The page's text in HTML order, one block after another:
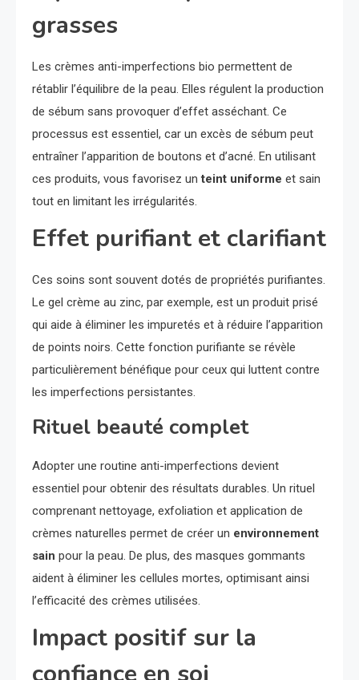
grasses
Les crèmes anti-imperfections bio permettent de
rétablir l’équilibre de la peau. Elles régulent la production
de sébum sans provoquer d’effet asséchant. Ce
processus est essentiel, car un excès de sébum peut
entraîner l’apparition de boutons et d’acné. En utilisant
ces produits, vous favorisez unteint uniforme et sain
tout en limitant les irrégularités.
Effet purifiant et clarifiant
Ces soins sont souvent dotés de propriétés purifiantes.
Le gel crème au zinc, par exemple, est un produit prisé
qui aide à éliminer les impuretés et à réduire l’apparition
de points noirs. Cette fonction purifiante se révèle
particulièrement bénéfique pour ceux qui luttent contre
les imperfections persistantes.
Rituel beauté complet
Adopter une routine anti-imperfections devient
essentiel pour obtenir des résultats durables. Un rituel
comprenant nettoyage, exfoliation et application de
crèmes naturelles permet de créer un environnement
sain pour la peau. De plus, des masques gommants
aident à éliminer les cellules mortes, optimisant ainsi
l’efficacité des crèmes utilisées.
Impact positif sur la